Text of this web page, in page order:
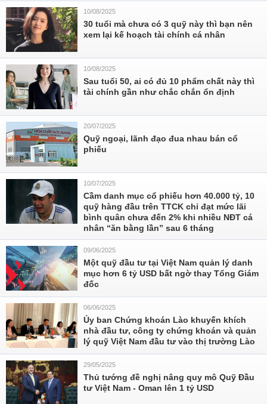
10/08/2025
30 tuổi mà chưa có 3 quỹ này thì bạn nên
xem lại kế hoạch tài chính cá nhân
10/08/2025
Sau tuổi 50, ai có đủ 10 phẩm chất này thì
tài chính gần như chắc chắn ổn định
20/07/2025
Quỹ ngoại, lãnh đạo đua nhau bán cổ
phiếu
10/07/2025
Cầm danh mục cổ phiếu hơn 40.000 tỷ, 10
quỹ hàng đầu trên TTCK chỉ đạt mức lãi
bình quân chưa đến 2% khi nhiều NĐT cá
nhân “ăn bằng lần” sau 6 tháng
09/06/2025
Một quỹ đầu tư tại Việt Nam quản lý danh
mục hơn 6 tỷ USD bất ngờ thay Tổng Giám
đốc
06/06/2025
Ủy ban Chứng khoán Lào khuyến khích
nhà đầu tư, công ty chứng khoán và quản
lý quỹ Việt Nam đầu tư vào thị trường Lào
29/05/2025
Thủ tướng đề nghị nâng quy mô Quỹ Đầu
tư Việt Nam - Oman lên 1 tỷ USD